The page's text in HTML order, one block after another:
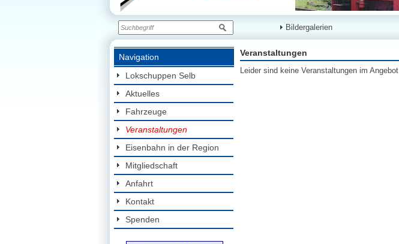
Bildergalerien
Navigation
Lokschuppen Selb
Aktuelles
Fahrzeuge
Veranstaltungen
Eisenbahn in der Region
Mitgliedschaft
Anfahrt
Kontakt
Spenden
Veranstaltungen
Leider sind keine Veranstaltungen im Angebot